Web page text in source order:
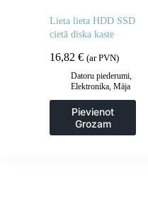
Lieta lieta HDD SSD
cietā diska kaste
16,82 € (ar PVN)
Datoru piederumi,
Elektronika, Māja
Pievienot
Grozam